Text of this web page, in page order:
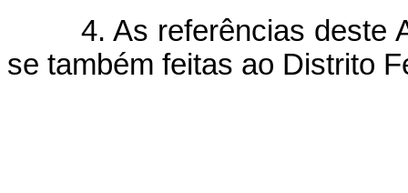
4. As referências deste
se também feitas ao Distrito